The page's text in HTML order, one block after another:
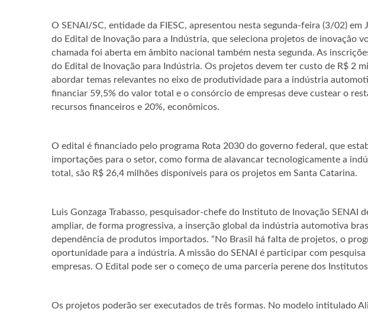
O SENAI/SC, entidade da FIESC, apresentou nesta segunda-feira (3/02) em
do Edital de Inovação para a Indústria, que seleciona projetos de inovação
chamada foi aberta em âmbito nacional também nesta segunda. As
do Edital de Inovação para Indústria. Os projetos devem ter custo de R$ 2
abordar temas relevantes no eixo de produtividade para a indústria
financiar 59,5% do valor total e o consórcio de empresas deve custear o
recursos financeiros e 20%, econômicos.
O edital é financiado pelo programa Rota 2030 do governo federal, que
importações para o setor, como forma de alavancar tecnologicamente a
total, são R$ 26,4 milhões disponíveis para os projetos em Santa Catarina.
Luis Gonzaga Trabasso, pesquisador-chefe do Instituto de Inovação SENAI
ampliar, de forma progressiva, a inserção global da indústria automotiva
dependência de produtos importados. “No Brasil há falta de projetos, o
oportunidade para a indústria. A missão do SENAI é participar com
empresas. O Edital pode ser o começo de uma parceria perene dos
Os projetos poderão ser executados de três formas. No modelo intitulado